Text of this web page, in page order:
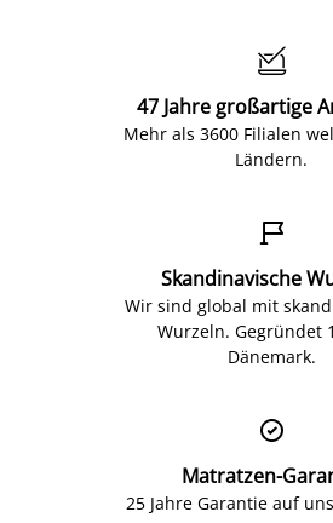

47 Jahre großartige
Mehr als 3600 Filialen
Ländern.

Skandinavische
Wir sind global mit
Wurzeln. Gegründet
Dänemark.

Matratzen-
25 Jahre Garantie auf